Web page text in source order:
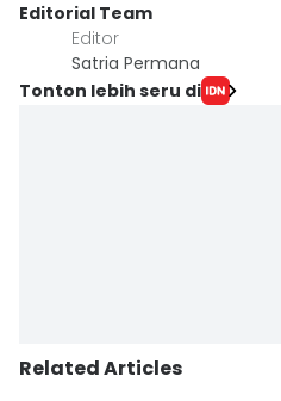
Editorial Team
Editor
Satria Permana
Tonton lebih seru di
Related Articles